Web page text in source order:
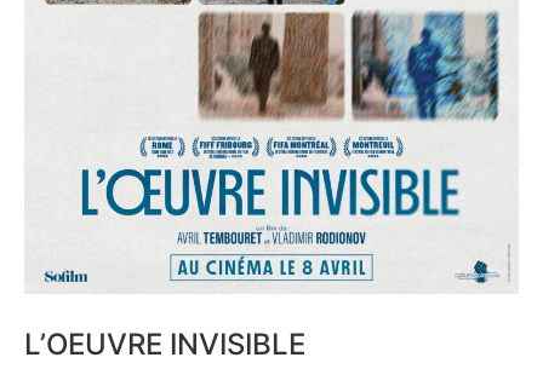
L’OEUVRE INVISIBLE